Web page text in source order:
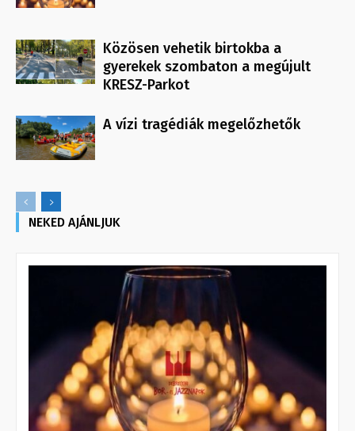
Közösen vehetik birtokba a
gyerekek szombaton a megújult
KRESZ-Parkot
A vízi tragédiák megelőzhetők
NEKED AJÁNLJUK